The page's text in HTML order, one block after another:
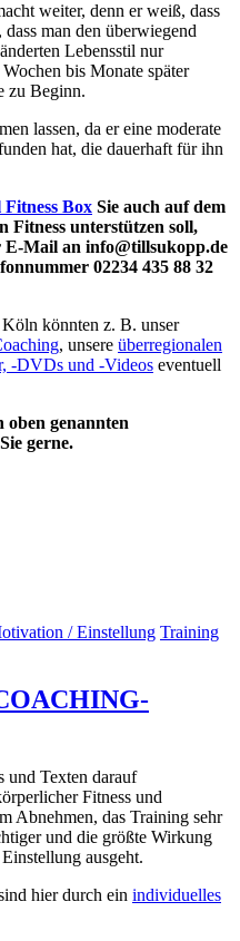
weiter, denn er weiß, dass
man den überwiegend
Lebensstil nur
bis Monate später
zu Beginn.
lassen, da er eine moderate
hat, die dauerhaft für ihn
Box Sie auch auf dem
Fitness unterstützen soll,
E-Mail an info@tillsukopp.de
02234 435 88 32
könnten z. B. unser
, unsere überregionalen
-DVDs und -Videos eventuell
oben genannten
gerne.
/ Einstellung Training
und Texten darauf
Fitness und
Abnehmen, das Training sehr
und die größte Wirkung
ausgeht.
hier durch ein individuelles